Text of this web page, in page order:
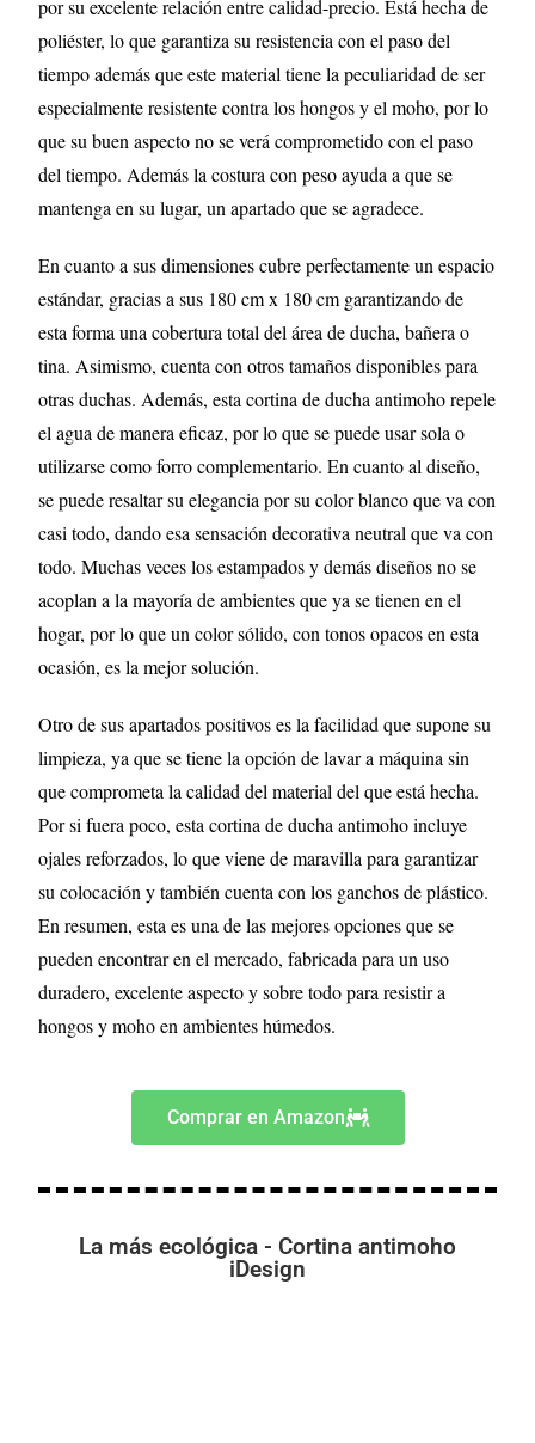
por su excelente relación entre calidad-precio. Está hecha de
poliéster, lo que garantiza su resistencia con el paso del
tiempo además que este material tiene la peculiaridad de ser
especialmente resistente contra los hongos y el moho, por lo
que su buen aspecto no se verá comprometido con el paso
del tiempo. Además la costura con peso ayuda a que se
mantenga en su lugar, un apartado que se agradece.
En cuanto a sus dimensiones cubre perfectamente un espacio
estándar, gracias a sus 180 cm x 180 cm garantizando de
esta forma una cobertura total del área de ducha, bañera o
tina. Asimismo, cuenta con otros tamaños disponibles para
otras duchas. Además, esta cortina de ducha antimoho repele
el agua de manera eficaz, por lo que se puede usar sola o
utilizarse como forro complementario. En cuanto al diseño,
se puede resaltar su elegancia por su color blanco que va con
casi todo, dando esa sensación decorativa neutral que va con
todo. Muchas veces los estampados y demás diseños no se
acoplan a la mayoría de ambientes que ya se tienen en el
hogar, por lo que un color sólido, con tonos opacos en esta
ocasión, es la mejor solución.
Otro de sus apartados positivos es la facilidad que supone su
limpieza, ya que se tiene la opción de lavar a máquina sin
que comprometa la calidad del material del que está hecha.
Por si fuera poco, esta cortina de ducha antimoho incluye
ojales reforzados, lo que viene de maravilla para garantizar
su colocación y también cuenta con los ganchos de plástico.
En resumen, esta es una de las mejores opciones que se
pueden encontrar en el mercado, fabricada para un uso
duradero, excelente aspecto y sobre todo para resistir a
hongos y moho en ambientes húmedos.
Comprar en Amazon
La más ecológica - Cortina antimoho
iDesign